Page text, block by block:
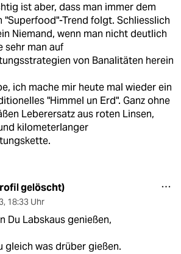
ist aber, dass man immer dem
"Superfood"-Trend folgt. Schliesslich
Niemand, wenn man nicht deutlich
sehr man auf
von Banalitäten herein
ich mache mir heute mal wieder ein
"Himmel un Erd". Ganz ohne
Leberersatz aus roten Linsen,
kilometerlanger
gelöscht)
, 18:33 Uhr
Du Labskaus genießen,
gleich was drüber gießen.